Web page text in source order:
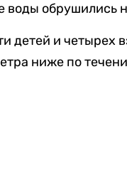
воды обрушились
детей и четырех
ниже по